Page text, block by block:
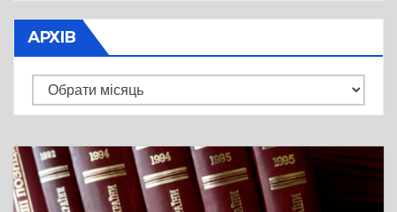
АРХІВ
Архів